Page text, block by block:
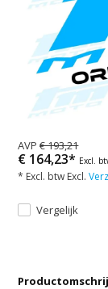
AVP€ 193,21
€ 164,23* Excl.
* Excl. btw Excl.
Vergelijk